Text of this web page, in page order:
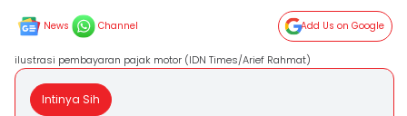
News Channel Add Us on Google
ilustrasi pembayaran pajak motor (IDN Times/Arief Rahmat)
Intinya Sih